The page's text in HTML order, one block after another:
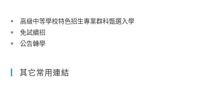
高級中等學校特色招生專業群科甄選入學
免試續招
公告轉學
其它常用連結